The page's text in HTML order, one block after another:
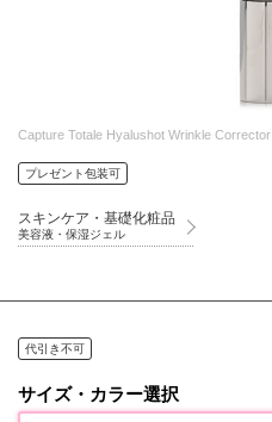
Capture Totale Hyalushot Wrinkle Corrector
プレゼント包装可
スキンケア・基礎化粧品
美容液・保湿ジェル
代引き不可
サイズ・カラー選択